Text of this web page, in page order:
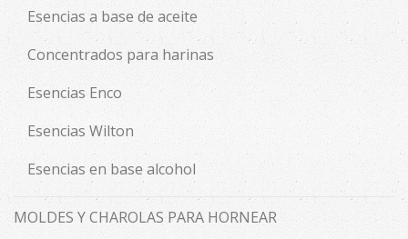
Esencias a base de aceite
Concentrados para harinas
Esencias Enco
Esencias Wilton
Esencias en base alcohol
MOLDES Y CHAROLAS PARA HORNEAR